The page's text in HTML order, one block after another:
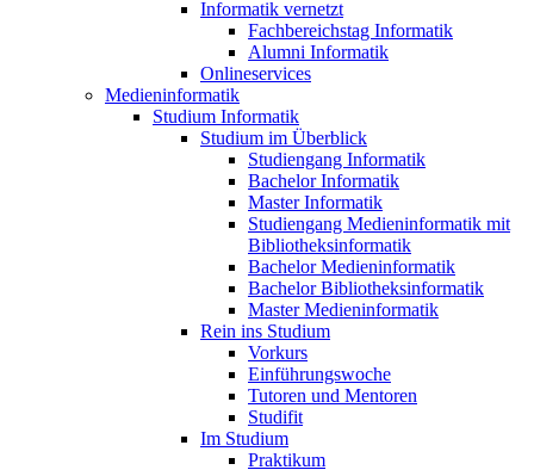
Informatik vernetzt
Fachbereichstag Informatik
Alumni Informatik
Onlineservices
Medieninformatik
Studium Informatik
Studium im Überblick
Studiengang Informatik
Bachelor Informatik
Master Informatik
Studiengang Medieninformatik mit
Bibliotheksinformatik
Bachelor Medieninformatik
Bachelor Bibliotheksinformatik
Master Medieninformatik
Rein ins Studium
Vorkurs
Einführungswoche
Tutoren und Mentoren
Studifit
Im Studium
Praktikum